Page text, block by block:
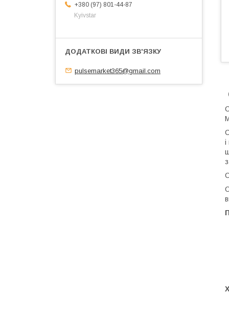
+380 (97) 801-44-87
Kyivstar
pulsemarket365@gmail.com